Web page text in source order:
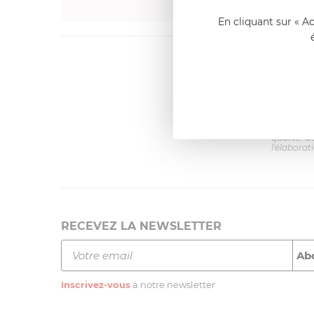
qualité.
RECEVEZ LA NEWSLETTER
Inscrivez-vous à notre newsletter
En cliquant sur «